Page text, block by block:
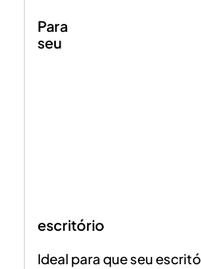
Para
seu
escritório
Ideal para que seu